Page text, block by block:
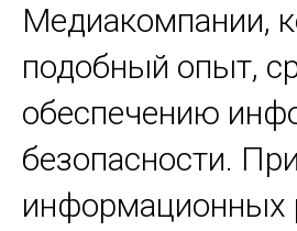
Медиакомпании,
подобный опыт,
обеспечению
безопасности.
информационных